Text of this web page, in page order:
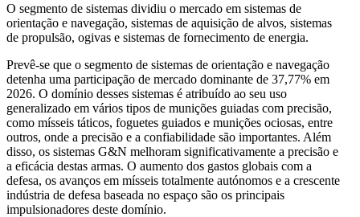
O segmento de sistemas dividiu o mercado em sistemas de
orientação e navegação, sistemas de aquisição de alvos, sistemas
de propulsão, ogivas e sistemas de fornecimento de energia.
Prevê-se que o segmento de sistemas de orientação e navegação
detenha uma participação de mercado dominante de 37,77% em
2026. O domínio desses sistemas é atribuído ao seu uso
generalizado em vários tipos de munições guiadas com precisão,
como mísseis táticos, foguetes guiados e munições ociosas, entre
outros, onde a precisão e a confiabilidade são importantes. Além
disso, os sistemas G&N melhoram significativamente a precisão e
a eficácia destas armas. O aumento dos gastos globais com a
defesa, os avanços em mísseis totalmente autónomos e a crescente
indústria de defesa baseada no espaço são os principais
impulsionadores deste domínio.